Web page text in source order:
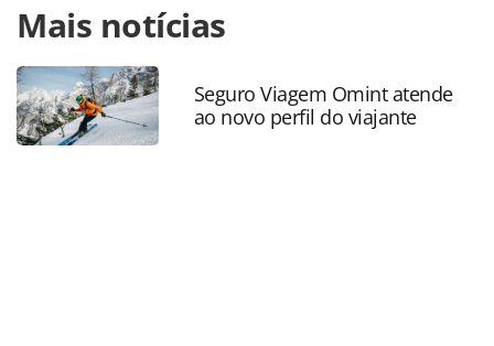
https://www.panrotas.com.br/agencias-de-
viagens/mercado/2024/04/decolar-registra-alta-de-82-em-
busca-por-passagens-para-show-da-
madonna_204445.html ou as ferramentas oferecidas na
página. Todo o conteúdo produzido pela PANROTAS
Editora é protegido pela legislação brasileira sobre direito
Mais notícias
Seguro Viagem Omint atende
ao novo perfil do viajante